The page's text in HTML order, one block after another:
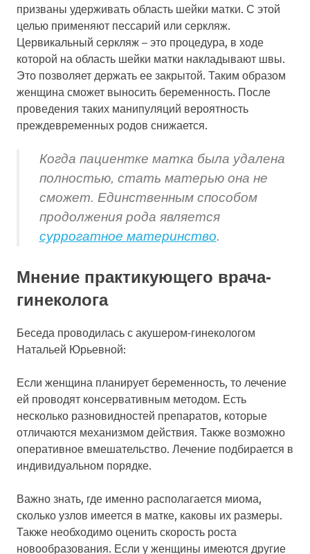
призваны удерживать область шейки матки. С этой
целью применяют пессарий или серкляж.
Цервикальный серкляж – это процедура, в ходе
которой на область шейки матки накладывают швы.
Это позволяет держать ее закрытой. Таким образом
женщина сможет выносить беременность. После
проведения таких манипуляций вероятность
преждевременных родов снижается.
Когда пациентке матка была удалена
полностью, стать матерью она не
сможет. Единственным способом
продолжения рода является
суррогатное материнство.
Мнение практикующего врача-
гинеколога
Беседа проводилась с акушером-гинекологом
Натальей Юрьевной:
Если женщина планирует беременность, то лечение
ей проводят консервативным методом. Есть
несколько разновидностей препаратов, которые
отличаются механизмом действия. Также возможно
оперативное вмешательство. Лечение подбирается в
индивидуальном порядке.
Важно знать, где именно располагается миома,
сколько узлов имеется в матке, каковы их размеры.
Также необходимо оценить скорость роста
новообразования. Если у женщины имеются другие